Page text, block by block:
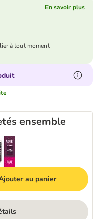
En savoir plus
à tout moment
ensemble
au panier